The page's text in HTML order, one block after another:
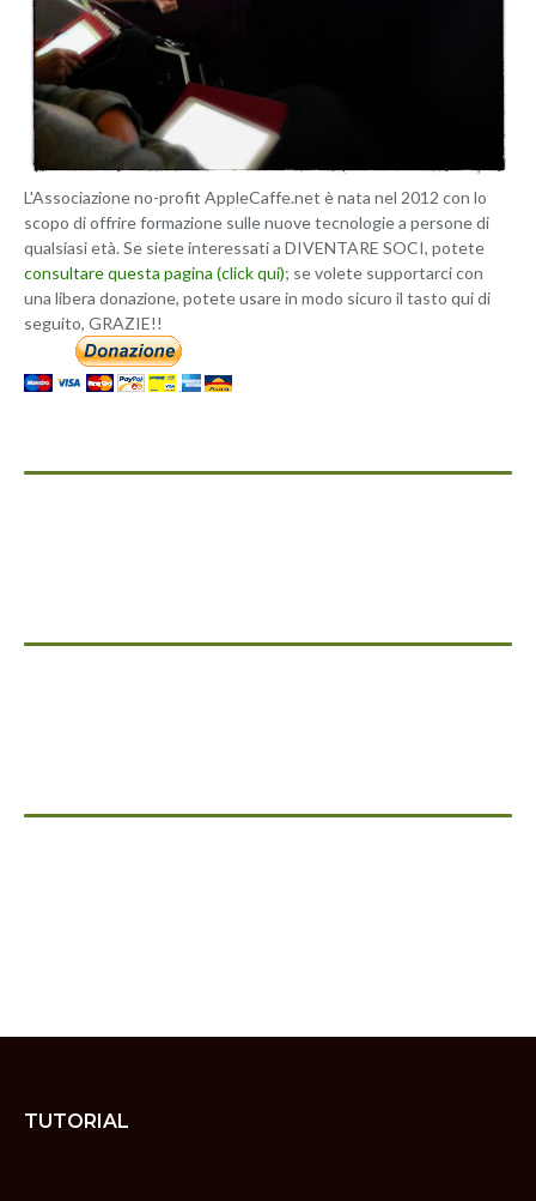
L'Associazione no-profit AppleCaffe.net è nata nel 2012 con lo
scopo di offrire formazione sulle nuove tecnologie a persone di
qualsiasi età. Se siete interessati a DIVENTARE SOCI, potete
consultare questa pagina (click qui); se volete supportarci con
una libera donazione, potete usare in modo sicuro il tasto qui di
seguito, GRAZIE!!
TUTORIAL